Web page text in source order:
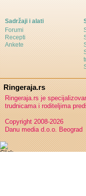
Sadržaji i alati
Forumi
Recepti
Ankete
Ringeraja.rs
Ringeraja.rs je
trudnicama i roditeljima
Copyright 2008-2026
Danu media d.o.o. Beograd